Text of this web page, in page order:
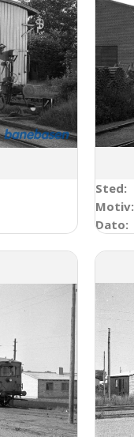
Sted:
Motiv:
Dato: